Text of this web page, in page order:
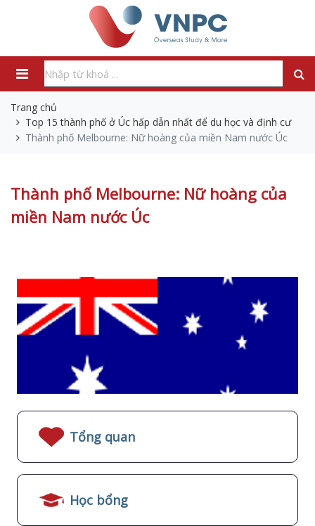
Trang chủ
Top 15 thành phố ở Úc hấp dẫn nhất để du học và định cư
Thành phố Melbourne: Nữ hoàng của miền Nam nước Úc
Thành phố Melbourne: Nữ hoàng của
miền Nam nước Úc
Tổng quan
Học bổng